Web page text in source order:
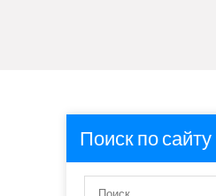
Поиск по сайту